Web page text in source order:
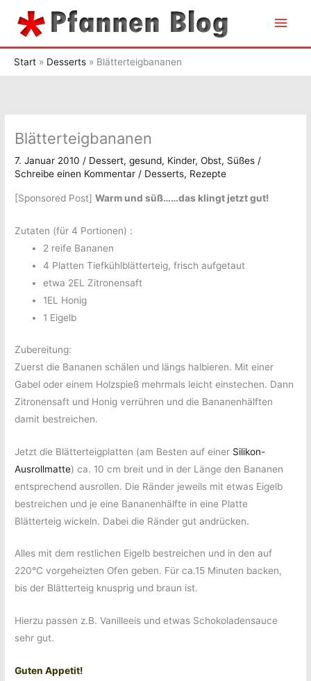
Inhalt
Start Desserts Blätterteigbananen
Blätterteigbananen
7. Januar 2010 / Dessert,gesund, Kinder,Obst, Süßes /
Schreibe einen Kommentar / Desserts, Rezepte
[Sponsored Post]Warm und süß……das klingt jetzt gut!
Zutaten (für 4 Portionen) :
2 reife Bananen
4 Platten Tiefkühlblätterteig, frisch aufgetaut
etwa 2EL Zitronensaft
1EL Honig
1 Eigelb
Zubereitung:
Zuerst die Bananen schälen und längs halbieren. Mit einer
Gabel oder einem Holzspieß mehrmals leicht einstechen. Dann
Zitronensaft und Honig verrühren und die Bananenhälften
damit bestreichen.
Jetzt die Blätterteigplatten (am Besten auf einer Silikon-
Ausrollmatte) ca. 10 cm breit und in der Länge den Bananen
entsprechend ausrollen. Die Ränder jeweils mit etwas Eigelb
bestreichen und je eine Bananenhälfte in eine Platte
Blätterteig wickeln. Dabei die Ränder gut andrücken.
Alles mit dem restlichen Eigelb bestreichen und in den auf
220°C vorgeheizten Ofen geben. Für ca.15 Minuten backen,
bis der Blätterteig knusprig und braun ist.
Hierzu passen z.B. Vanilleeis und etwas Schokoladensauce
sehr gut.
Guten Appetit!